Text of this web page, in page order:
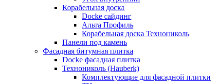
Корабельная доска
Docke сайдинг
Альта Профиль
Корабельная доска Технониколь
Панели под камень
Фасадная битумная плитка
Docke фасадная плитка
Технониколь (Hauberk)
Комплектующие для фасадной плитки